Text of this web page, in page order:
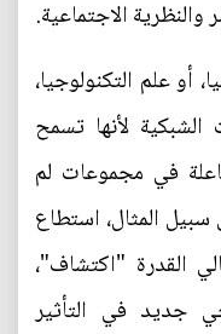
والنظرية الاجتماعية.
أو علم التكنولوجيا،
لأنها تسمح
في مجموعات لم
المثال، استطاع
القدرة "اكتشاف"،
جديد في التأثير